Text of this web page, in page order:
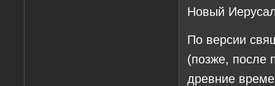
Новый
По версии
(позже, после
древние